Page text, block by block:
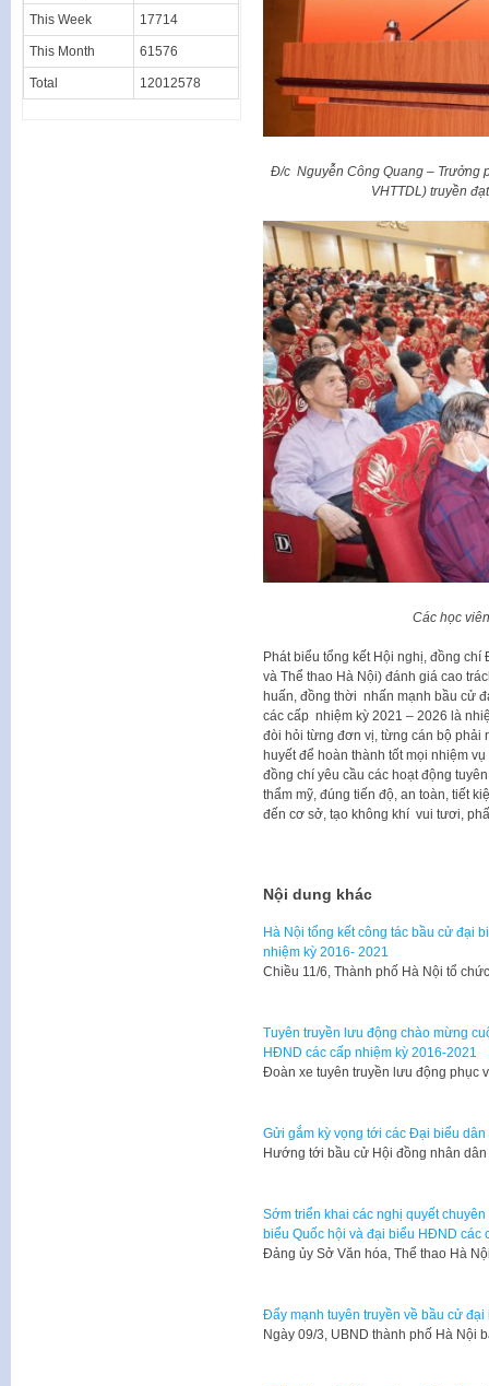
Đ/c Nguyễn Công Quang – Trưởng
VHTTDL) truyền
Các học
Phát biểu tổng kết Hội nghị, đồng chí
và Thể thao Hà Nội) đánh giá cao
huấn, đồng thời nhấn mạnh bầu cử
các cấp nhiệm kỳ 2021 – 2026 là
đòi hỏi từng đơn vị, từng cán bộ phải
huyết để hoàn thành tốt mọi nhiệm
đồng chí yêu cầu các hoạt động
thẩm mỹ, đúng tiến độ, an toàn, tiết
đến cơ sở, tạo không khí vui tươi,
Nội dung khác
Hà Nội tổng kết công tác bầu cử đại
nhiệm kỳ 2016- 2021
Chiều 11/6, Thành phố Hà Nội tổ
Tuyên truyền lưu động chào mừng
HĐND các cấp nhiệm kỳ 2016-2021
Đoàn xe tuyên truyền lưu động phục
Gửi gắm kỳ vọng tới các Đại biểu dân
Hướng tới bầu cử Hội đồng nhân
Sớm triển khai các nghị quyết
biểu Quốc hội và đại biểu HĐND các
Đảng ủy Sở Văn hóa, Thể thao Hà
Đẩy mạnh tuyên truyền về bầu cử
Ngày 09/3, UBND thành phố Hà Nội
This Week 17714
This Month 61576
Total 12012578